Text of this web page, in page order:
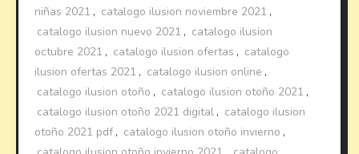
niñas 2021 , catalogo ilusion noviembre 2021 ,
catalogo ilusion nuevo 2021 , catalogo ilusion
octubre 2021 , catalogo ilusion ofertas , catalogo
ilusion ofertas 2021 , catalogo ilusion online ,
catalogo ilusion otoño , catalogo ilusion otoño 2021 ,
catalogo ilusion otoño 2021 digital , catalogo ilusion
otoño 2021 pdf , catalogo ilusion otoño invierno ,